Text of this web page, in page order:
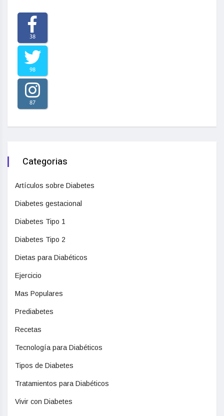
38
98
87
Categorias
Artículos sobre Diabetes
Diabetes gestacional
Diabetes Tipo 1
Diabetes Tipo 2
Dietas para Diabéticos
Ejercicio
Mas Populares
Prediabetes
Recetas
Tecnología para Diabéticos
Tipos de Diabetes
Tratamientos para Diabéticos
Vivir con Diabetes